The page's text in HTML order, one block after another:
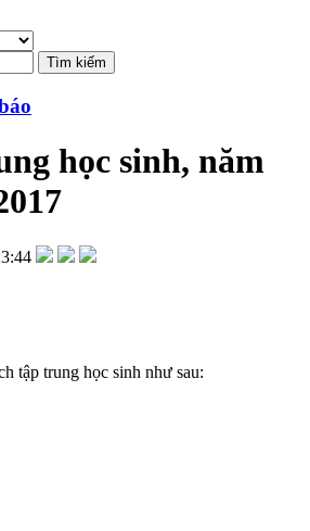
học sinh, năm
tập trung học sinh như sau: